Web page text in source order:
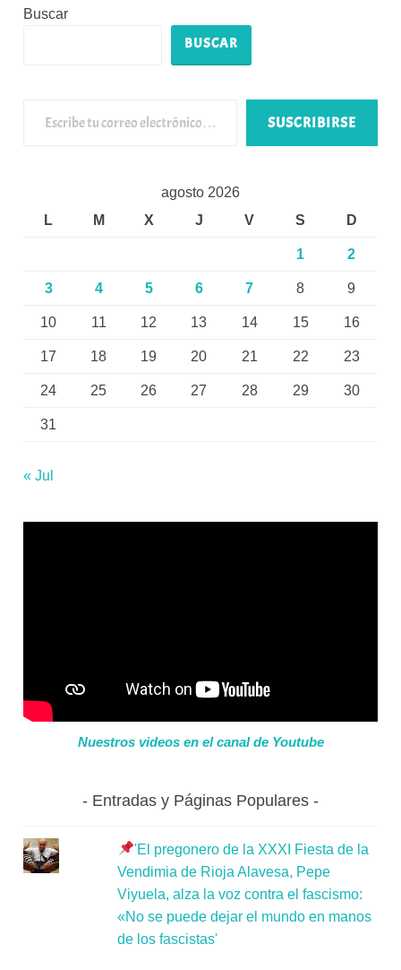
Buscar
BUSCAR
SUSCRIBIRSE
agosto 2026
L
M X J V S D
1 2
3 4 5 6 7 8 9
10 11 12 13 14 15 16
17 18 19 20 21 22 23
24 25 26 27 28 29 30
31
« Jul
Nuestros videos en el canal de Youtube
Entradas y Páginas Populares
'El pregonero de la XXXI Fiesta de la
Vendimia de Rioja Alavesa, Pepe
Viyuela, alza la voz contra el fascismo:
«No se puede dejar el mundo en manos
de los fascistas'